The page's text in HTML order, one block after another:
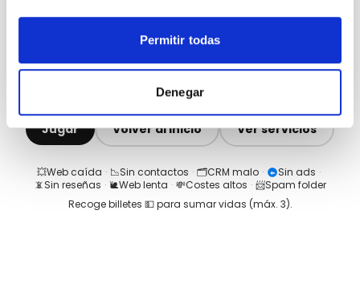
Permitir todas
Denegar
Jugar Volver al inicio Ver servicios
💥Web caída · 📉Sin contactos · 🗂️CRM malo · Sin ads ·
📵Sin reseñas · 🐌Web lenta · 💸Costes altos · 📨Spam folder
Recoge billetes 💵 para sumar vidas (máx. 3).